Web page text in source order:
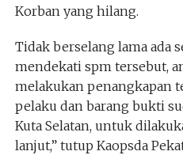
Korban yang hilang.
Tidak berselang lama ada
mendekati spm tersebut,
melakukan penangkapan
pelaku dan barang bukti
Kuta Selatan, untuk
lanjut,” tutup Kaopsda